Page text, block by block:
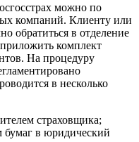
можно по
компаний. Клиенту или
обратиться в отделение
комплект
На процедуру
в несколько
страховщика;
бумаг в юридический